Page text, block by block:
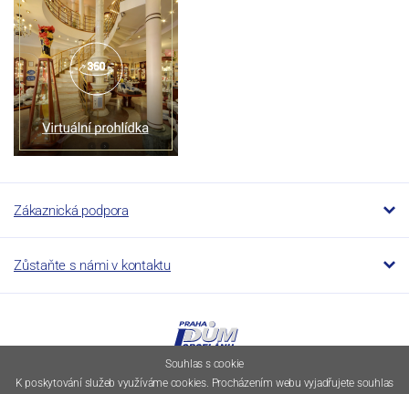
Zákaznická podpora
Zůstaňte s námi v kontaktu
Souhlas s cookie
K poskytování služeb využíváme cookies. Procházením webu vyjadřujete souhlas